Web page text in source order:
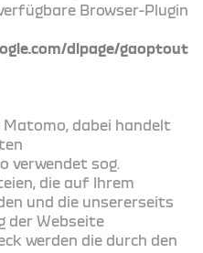
Browser-Plugin
dlpage/gaoptout
Matomo, dabei handelt
verwendet sog.
die auf Ihrem
und die unsererseits
der Webseite
werden die durch den